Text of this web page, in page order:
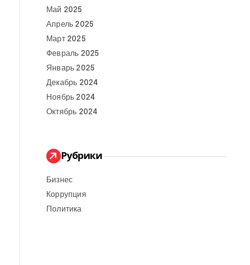
Май 2025
Апрель 2025
Март 2025
Февраль 2025
Январь 2025
Декабрь 2024
Ноябрь 2024
Октябрь 2024
Рубрики
Бизнес
Коррупция
Политика